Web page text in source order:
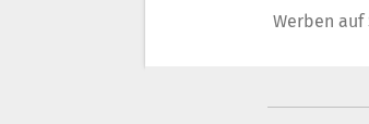
Werben auf